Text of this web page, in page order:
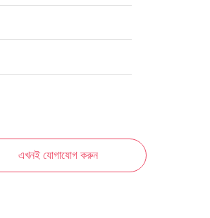
এখনই যোগাযোগ করুন